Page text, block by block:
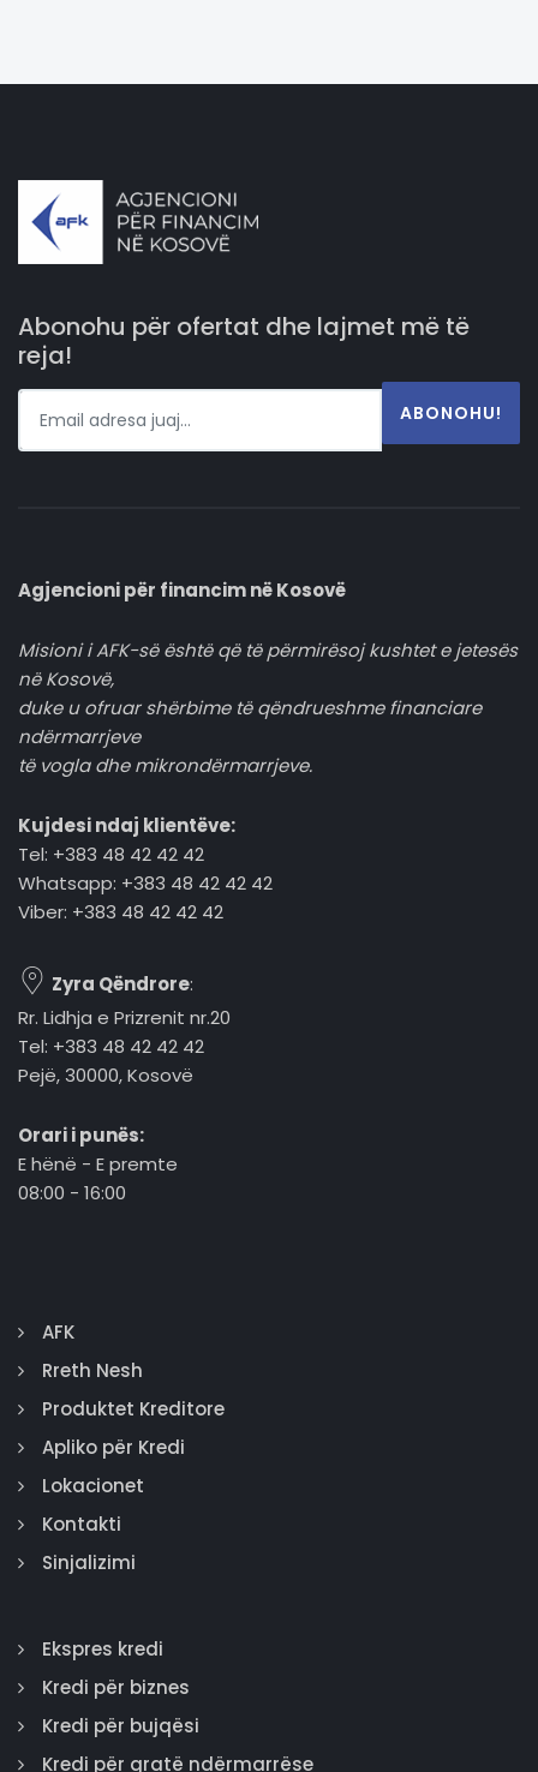
Abonohu për ofertat dhe lajmet më të
reja!
ABONOHU!
Agjencioni për financim në Kosovë
Misioni i AFK-së është që të përmirësoj kushtet e jetesës
në Kosovë,
duke u ofruar shërbime të qëndrueshme financiare
ndërmarrjeve
të vogla dhe mikrondërmarrjeve.
Kujdesi ndaj klientëve:
Tel: +383 48 42 42 42
Whatsapp: +383 48 42 42 42
Viber: +383 48 42 42 42
Zyra Qëndrore:
Rr. Lidhja e Prizrenit nr.20
Tel: +383 48 42 42 42
Pejë, 30000, Kosovë
Orari i punës:
E hënë - E premte
08:00 - 16:00
AFK
Rreth Nesh
Produktet Kreditore
Apliko për Kredi
Lokacionet
Kontakti
Sinjalizimi
Ekspres kredi
Kredi për biznes
Kredi për bujqësi
Kredi për gratë ndërmarrëse